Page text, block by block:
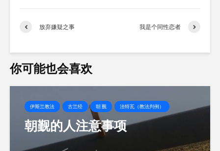
放弃嫌疑之事 我是个同性恋者
你可能也会喜欢
伊斯兰教法 古兰经 朝 觐 法特瓦（教法判例）
朝觐的人注意事项